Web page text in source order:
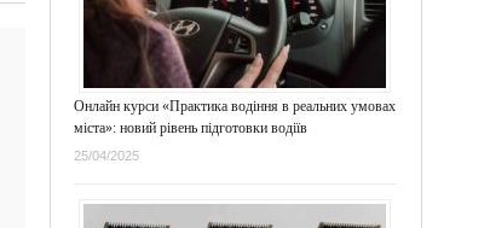
Онлайн курси «Практика водіння в реальних умовах
міста»: новий рівень підготовки водіїв
25/04/2025